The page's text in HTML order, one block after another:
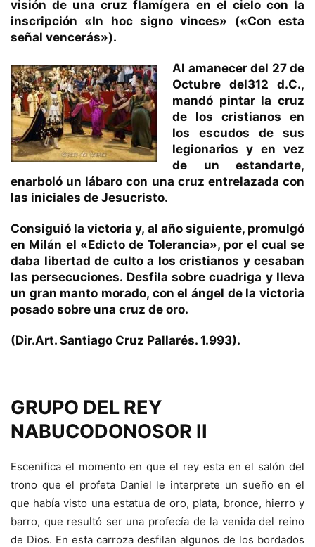
visión de una cruz flamígera en el cielo con la
inscripción «In hoc signo vinces» («Con esta
señal vencerás»).
Al amanecer del 27 de
Octubre del312 d.C.,
mandó pintar la cruz
de los cristianos en
los escudos de sus
legionarios y en vez
de un estandarte,
enarboló un lábaro con una cruz entrelazada con
las iniciales de Jesucristo.
Consiguió la victoria y, al año siguiente, promulgó
en Milán el «Edicto de Tolerancia», por el cual se
daba libertad de culto a los cristianos y cesaban
las persecuciones. Desfila sobre cuadriga y lleva
un gran manto morado, con el ángel de la victoria
posado sobre una cruz de oro.
(Dir.Art. Santiago Cruz Pallarés. 1.993).
GRUPO DEL REY
NABUCODONOSOR II
Escenifica el momento en que el rey esta en el salón del
trono que el profeta Daniel le interprete un sueño en el
que había visto una estatua de oro, plata, bronce, hierro y
barro, que resultó ser una profecía de la venida del reino
de Dios. En esta carroza desfilan algunos de los bordados